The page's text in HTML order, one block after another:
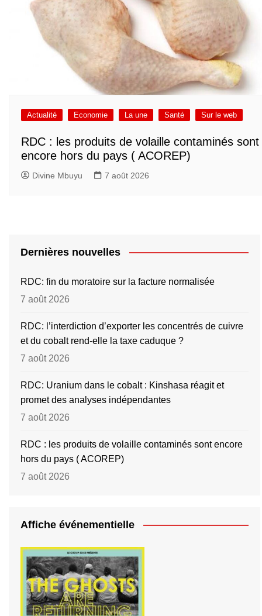
Actualité Economie La une Santé Sur le web
RDC : les produits de volaille contaminés sont
encore hors du pays ( ACOREP)
Divine Mbuyu 7 août 2026
Dernières nouvelles
RDC: fin du moratoire sur la facture normalisée
7 août 2026
RDC: l’interdiction d’exporter les concentrés de cuivre
et du cobalt rend-elle la taxe caduque ?
7 août 2026
RDC: Uranium dans le cobalt : Kinshasa réagit et
promet des analyses indépendantes
7 août 2026
RDC : les produits de volaille contaminés sont encore
hors du pays ( ACOREP)
7 août 2026
Affiche événementielle